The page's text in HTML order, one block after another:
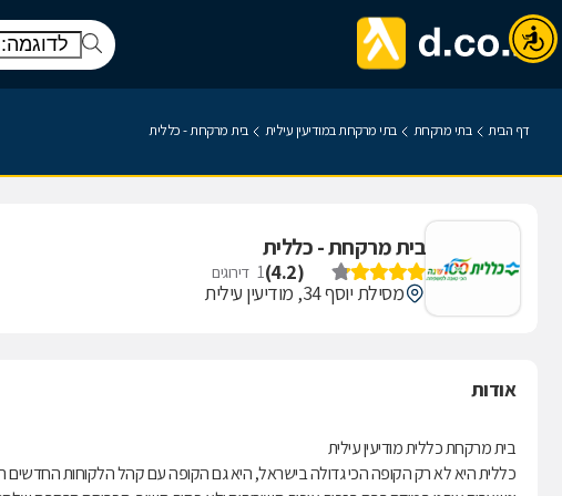
דף הבית בתי מרקחת בתי מרקחת במודיעין עילית בית מרקחת - כללית
בית מרקחת - כללית
(
4.2
)
1 דירוגים
מסילת יוסף 34, מודיעין עילית
אודות
בית מרקחת כללית מודיעין עילית
כללית היא לא רק הקופה הכי גדולה בישראל, היא גם הקופה עם קהל הלקוחות החדשים